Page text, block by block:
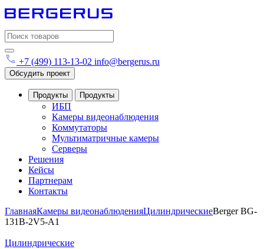
Search
for:
+7 (499) 113-13-02 info@bergerus.ru
Обсудить проект
Продукты Продукты
ИБП
Камеры видеонаблюдения
Коммутаторы
Мультиматричные камеры
Серверы
Решения
Кейсы
Партнерам
Контакты
ГлавнаяКамеры видеонаблюденияЦилиндрическиеBerger BG-
131B-2V5-A1
Цилиндрические